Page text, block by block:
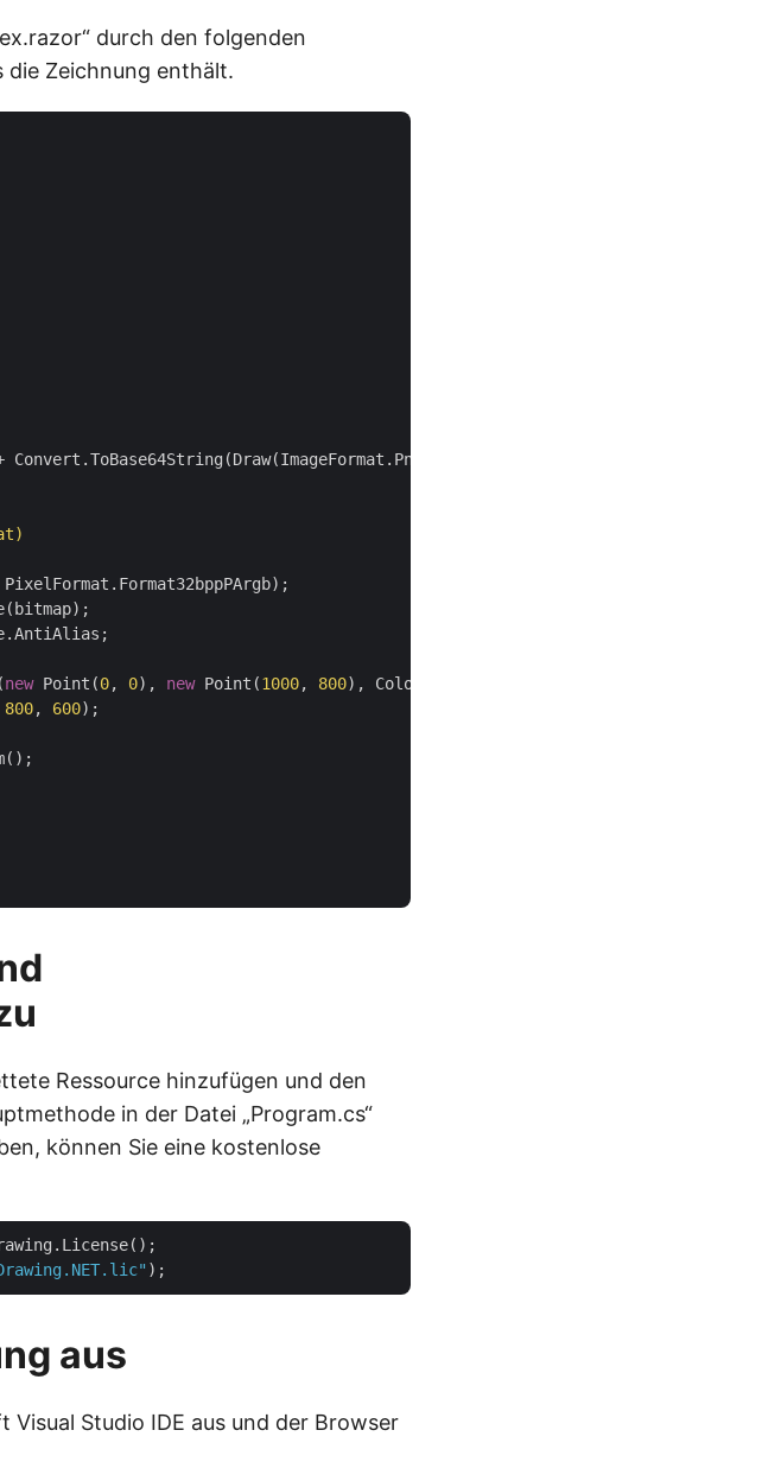
durch den folgenden
die Zeichnung enthält.
Convert.ToBase64String(Draw(ImageFormat.Png).ToArray());
new Point(0, 0), new Point(1000, 800), Color.Red, Color.Blue);
800, 600);
Ressource hinzufügen und den
in der Datei „Program.cs“
können Sie eine kostenlose
aus
Studio IDE aus und der Browser